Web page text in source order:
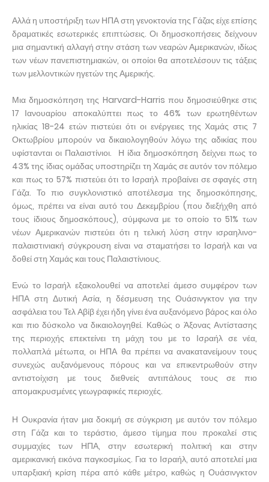
Αλλά η υποστήριξη των ΗΠΑ στη γενοκτονία της Γάζας είχε επίσης
δραματικές εσωτερικές επιπτώσεις. Οι δημοσκοπήσεις δείχνουν
μια σημαντική αλλαγή στην στάση των νεαρών Αμερικανών, ιδίως
των νέων πανεπιστημιακών, οι οποίοι θα αποτελέσουν τις τάξεις
των μελλοντικών ηγετών της Αμερικής.
Μια δημοσκόπηση της Harvard-Harris που δημοσιεύθηκε στις
17 Ιανουαρίου αποκαλύπτει πως το 46% των ερωτηθέντων
ηλικίας 18-24 ετών πιστεύει ότι οι ενέργειες της Χαμάς στις 7
Οκτωβρίου μπορούν να δικαιολογηθούν λόγω της αδικίας που
υφίστανται οι Παλαιστίνιοι. Η ίδια δημοσκόπηση δείχνει πως το
43% της ίδιας ομάδας υποστηρίζει τη Χαμάς σε αυτόν τον πόλεμο
και πως το 57% πιστεύει ότι το Ισραήλ προβαίνει σε σφαγές στη
Γάζα. Το πιο συγκλονιστικό αποτέλεσμα της δημοσκόπησης,
όμως, πρέπει να είναι αυτό του Δεκεμβρίου (που διεξήχθη από
τους ίδιους δημοσκόπους), σύμφωνα με το οποίο το 51% των
νέων Αμερικανών πιστεύει ότι η τελική λύση στην ισραηλινο-
παλαιστινιακή σύγκρουση είναι να σταματήσει το Ισραήλ και να
δοθεί στη Χαμάς και τους Παλαιστίνιους.
Ενώ το Ισραήλ εξακολουθεί να αποτελεί άμεσο συμφέρον των
ΗΠΑ στη Δυτική Ασία, η δέσμευση της Ουάσινγκτον για την
ασφάλεια του Τελ Αβίβ έχει ήδη γίνει ένα αυξανόμενο βάρος και όλο
και πιο δύσκολο να δικαιολογηθεί. Καθώς ο Άξονας Αντίστασης
της περιοχής επεκτείνει τη μάχη του με το Ισραήλ σε νέα,
πολλαπλά μέτωπα, οι ΗΠΑ θα πρέπει να ανακατανείμουν τους
συνεχώς αυξανόμενους πόρους και να επικεντρωθούν στην
αντιστοίχιση με τους διεθνείς αντιπάλους τους σε πιο
απομακρυσμένες γεωγραφικές περιοχές.
Η Ουκρανία ήταν μια δοκιμή σε σύγκριση με αυτόν τον πόλεμο
στη Γάζα και το τεράστιο, άμεσο τίμημα που προκαλεί στις
συμμαχίες των ΗΠΑ, στην εσωτερική πολιτική και στην
αμερικανική εικόνα παγκοσμίως. Για το Ισραήλ, αυτό αποτελεί μια
υπαρξιακή κρίση πέρα από κάθε μέτρο, καθώς η Ουάσινγκτον